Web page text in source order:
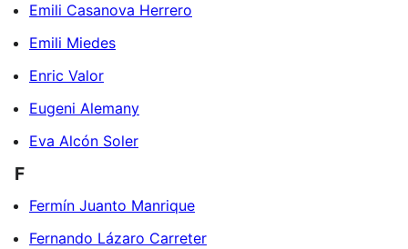
Emili Casanova Herrero
Emili Miedes
Enric Valor
Eugeni Alemany
Eva Alcón Soler
F
Fermín Juanto Manrique
Fernando Lázaro Carreter